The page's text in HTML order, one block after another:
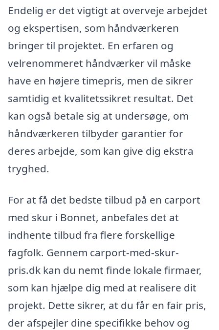
Endelig er det vigtigt at overveje arbejdet
og ekspertisen, som håndværkeren
bringer til projektet. En erfaren og
velrenommeret håndværker vil måske
have en højere timepris, men de sikrer
samtidig et kvalitetssikret resultat. Det
kan også betale sig at undersøge, om
håndværkeren tilbyder garantier for
deres arbejde, som kan give dig ekstra
tryghed.
For at få det bedste tilbud på en carport
med skur i Bonnet, anbefales det at
indhente tilbud fra flere forskellige
fagfolk. Gennem carport-med-skur-
pris.dk kan du nemt finde lokale firmaer,
som kan hjælpe dig med at realisere dit
projekt. Dette sikrer, at du får en fair pris,
der afspejler dine specifikke behov og